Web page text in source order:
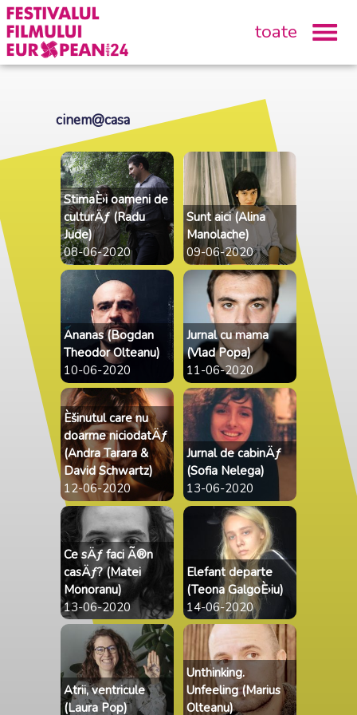
cinem@casa
StimaÈ›i oameni de
culturÄƒ (Radu
Jude)
08-06-2020
Sunt aici (Alina
Manolache)
09-06-2020
Ananas (Bogdan
Theodor Olteanu)
10-06-2020
Jurnal cu mama
(Vlad Popa)
11-06-2020
Èšinutul care nu
doarme niciodatÄƒ
(Andra Tarara &
David Schwartz)
12-06-2020
Jurnal de cabinÄƒ
(Sofia Nelega)
13-06-2020
Ce sÄƒ faci Ã®n
casÄƒ? (Matei
Monoranu)
13-06-2020
Elefant departe
(Teona GalgoÈ›iu)
14-06-2020
Atrii, ventricule
(Laura Pop)
Unthinking.
Unfeeling (Marius
Olteanu)
toate